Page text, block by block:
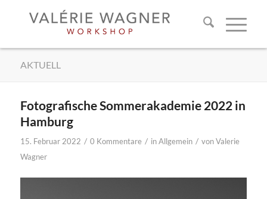
AKTUELL
Fotografische Sommerakademie 2022 in
Hamburg
15. Februar 2022 / 0 Kommentare / inAllgemein / vonValerie
Wagner